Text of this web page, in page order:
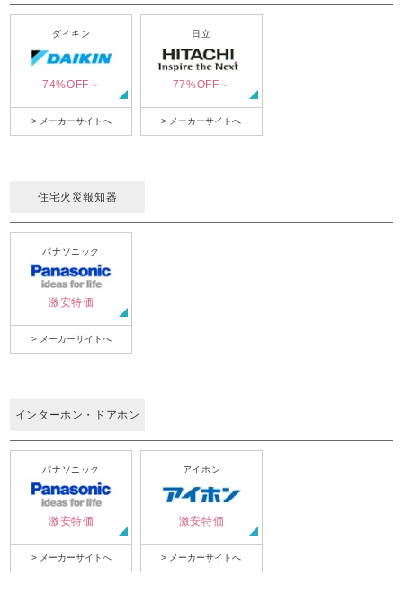
ダイキン
74%OFF～
> メーカーサイトへ
日立
77%OFF～
> メーカーサイトへ
住宅火災報知器
パナソニック
激安特価
> メーカーサイトへ
インターホン・ドアホン
パナソニック
激安特価
> メーカーサイトへ
アイホン
激安特価
> メーカーサイトへ